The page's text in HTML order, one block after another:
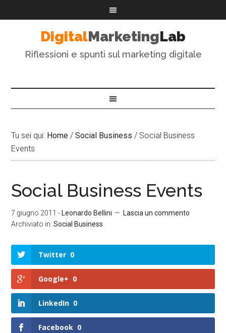
DigitalMarketingLab
Riflessioni e spunti sul marketing digitale
Tu sei qui: Home / Social Business / Social Business
Events
Social Business Events
7 giugno 2011 - Leonardo Bellini
Lascia un commento
Archiviato in:Social Business
Twitter 0
Google+ 0
LinkedIn 0
Facebook 0